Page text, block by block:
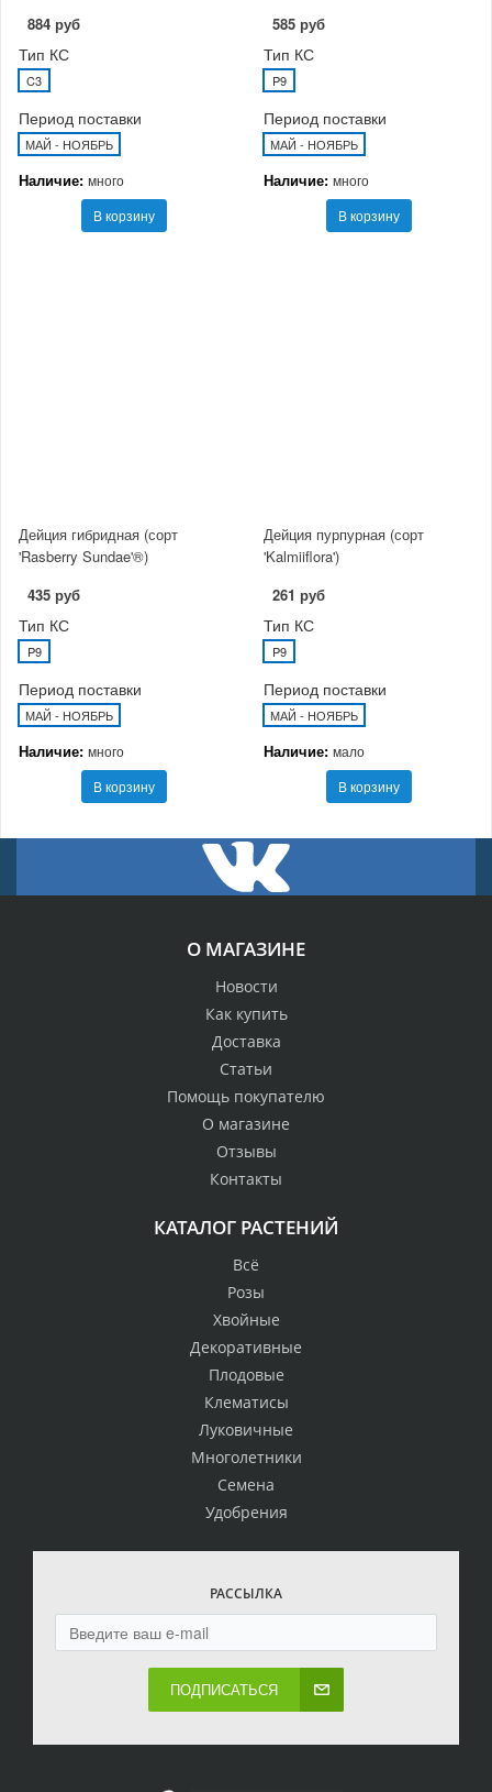
884 руб
Тип КС
C3
Период поставки
МАЙ - НОЯБРЬ
Наличие: много
В корзину
585 руб
Тип КС
P9
Период поставки
МАЙ - НОЯБРЬ
Наличие: много
В корзину
Дейция гибридная (сорт
'Rasberry Sundae'®)
435 руб
Тип КС
P9
Период поставки
МАЙ - НОЯБРЬ
Наличие: много
В корзину
Дейция пурпурная (сорт
'Kalmiiflora')
261 руб
Тип КС
P9
Период поставки
МАЙ - НОЯБРЬ
Наличие: мало
В корзину
О МАГАЗИНЕ
Новости
Как купить
Доставка
Статьи
Помощь покупателю
О магазине
Отзывы
Контакты
КАТАЛОГ РАСТЕНИЙ
Всё
Розы
Хвойные
Декоративные
Плодовые
Клематисы
Луковичные
Многолетники
Семена
Удобрения
РАССЫЛКА
ПОДПИСАТЬСЯ